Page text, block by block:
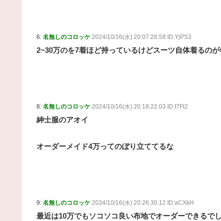
6: 名無しのコロッケ 2024/10/16(水) 20:07:28.58 ID:YjPS3
2~30万のを7着ほど持っているけどスーツ自体着るの
8: 名無しのコロッケ 2024/10/16(水) 20:18:22.03 ID:I7Ft2
紳士服のアオイ
オーダーメイド4万ってのぼり立ててるな
9: 名無しのコロッケ 2024/10/16(水) 20:26:30.12 ID:aCXkH
最近は10万でもソコソコ良い布地でオーダーできるで